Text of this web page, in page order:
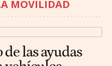
MOVILIDAD
de las ayudas